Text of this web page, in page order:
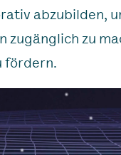
abzubilden,
zugänglich zu
fördern.